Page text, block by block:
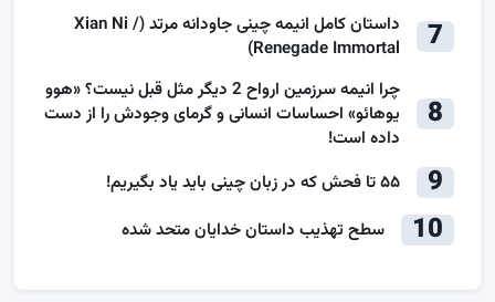
7
داستان کامل انیمه چینی جاودانه مرتد (Xian Ni /
Renegade Immortal)
8
چرا انیمه سرزمین ارواح 2 دیگر مثل قبل نیست؟ «هوو
یوهائو» احساسات انسانی و گرمای وجودش را از دست
داده است!
9 ۵۵ تا فحش که در زبان چینی باید یاد بگیریم!
10 سطح تهذیب داستان خدایان متحد شده